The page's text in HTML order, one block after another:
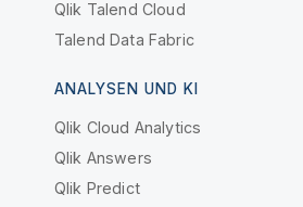
Qlik Talend Cloud
Talend Data Fabric
ANALYSEN UND KI
Qlik Cloud Analytics
Qlik Answers
Qlik Predict